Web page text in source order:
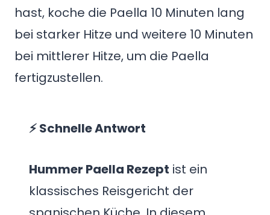
hast, koche die Paella 10 Minuten lang
bei starker Hitze und weitere 10 Minuten
bei mittlerer Hitze, um die Paella
fertigzustellen.
⚡ Schnelle Antwort
Hummer Paella Rezept ist ein
klassisches Reisgericht der